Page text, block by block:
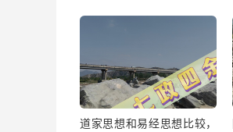
道家思想和易经思想比较，